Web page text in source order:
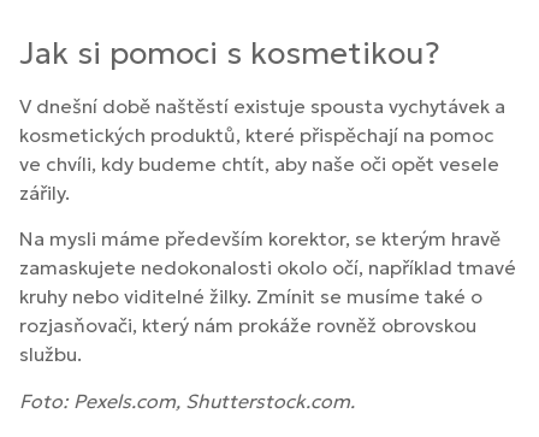
Jak si pomoci s kosmetikou?
V dnešní době naštěstí existuje spousta vychytávek a
kosmetických produktů, které přispěchají na pomoc
ve chvíli, kdy budeme chtít, aby naše oči opět vesele
zářily.
Na mysli máme především korektor, se kterým hravě
zamaskujete nedokonalosti okolo očí, například tmavé
kruhy nebo viditelné žilky. Zmínit se musíme také o
rozjasňovači, který nám prokáže rovněž obrovskou
službu.
Foto: Pexels.com, Shutterstock.com.